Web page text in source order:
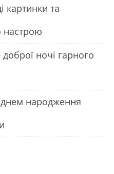
картинки та
настрою
ночі гарного
народження